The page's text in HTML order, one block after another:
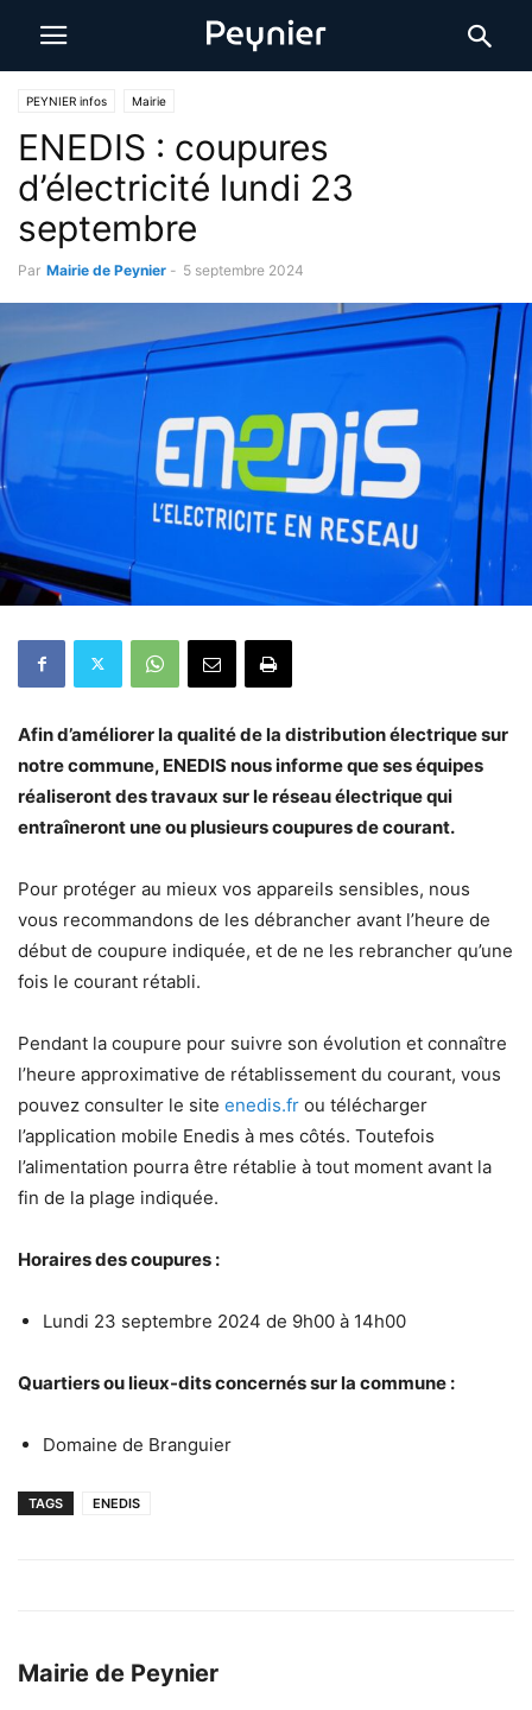
PEYNIER infos Mairie
ENEDIS : coupures
d’électricité lundi 23
septembre
Par Mairie de Peynier - 5 septembre 2024
Afin d’améliorer la qualité de la distribution électrique sur
notre commune, ENEDIS nous informe que ses équipes
réaliseront des travaux sur le réseau électrique qui
entraîneront une ou plusieurs coupures de courant.
Pour protéger au mieux vos appareils sensibles, nous
vous recommandons de les débrancher avant l’heure de
début de coupure indiquée, et de ne les rebrancher qu’une
fois le courant rétabli.
Pendant la coupure pour suivre son évolution et connaître
l’heure approximative de rétablissement du courant, vous
pouvez consulter le site enedis.fr ou télécharger
l’application mobile Enedis à mes côtés. Toutefois
l’alimentation pourra être rétablie à tout moment avant la
fin de la plage indiquée.
Horaires des coupures :
Lundi 23 septembre 2024 de 9h00 à 14h00
Quartiers ou lieux-dits concernés sur la commune :
Domaine de Branguier
TAGS ENEDIS
Mairie de Peynier